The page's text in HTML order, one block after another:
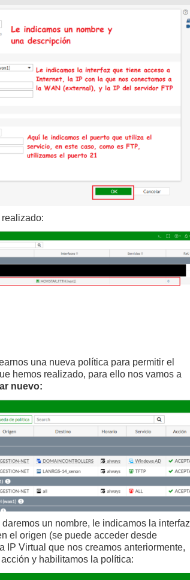
una nueva política para permitir el
hemos realizado, para ello nos vamos a
nuevo:
un nombre, le indicamos la interfaz
el origen (se puede acceder desde
IP Virtual que nos creamos anteriormente,
y habilitamos la política: